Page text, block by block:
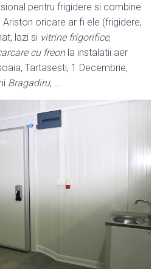
pentru frigidere si combine
oricare ar fi ele (frigidere,
lazi si vitrine frigorifice,
cu freonla instalatii aer
Tartasesti, 1 Decembrie,
Bragadiru, …